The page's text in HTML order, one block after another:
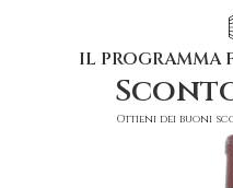
IL PROGRAMMA
Ottieni dei buoni